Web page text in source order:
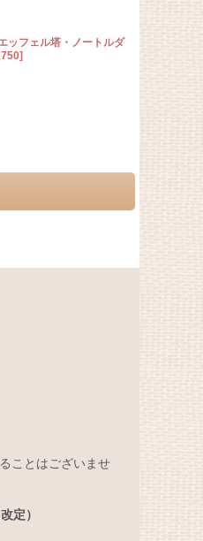
ッフェル塔・ノートルダ
]
ことはございませ
定）